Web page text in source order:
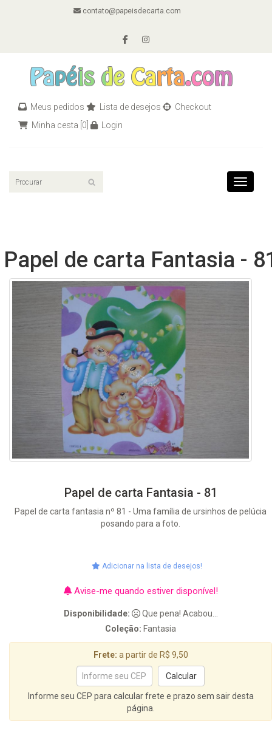
contato@papeisdecarta.com
Meus pedidos Lista de desejos
Checkout
Minha cesta [0] Login
Toggle
Papel de carta Fantasia -
Papel de carta Fantasia - 81
Papel de carta fantasia nº 81 - Uma família de ursinhos de pelúcia
posando para a foto.
Adicionar na lista de desejos!
Avise-me quando estiver disponível!
Disponibilidade:
Que pena! Acabou...
Coleção: Fantasia
Frete: a partir de R$ 9,50
Informe seu CEP para calcular frete e prazo sem sair desta
página.